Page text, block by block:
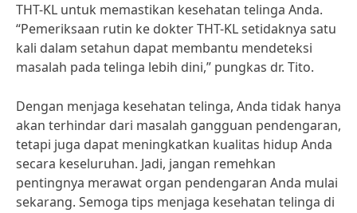
THT-KL untuk memastikan kesehatan telinga Anda.
“Pemeriksaan rutin ke dokter THT-KL setidaknya satu
kali dalam setahun dapat membantu mendeteksi
masalah pada telinga lebih dini,” pungkas dr. Tito.
Dengan menjaga kesehatan telinga, Anda tidak hanya
akan terhindar dari masalah gangguan pendengaran,
tetapi juga dapat meningkatkan kualitas hidup Anda
secara keseluruhan. Jadi, jangan remehkan
pentingnya merawat organ pendengaran Anda mulai
sekarang. Semoga tips menjaga kesehatan telinga di